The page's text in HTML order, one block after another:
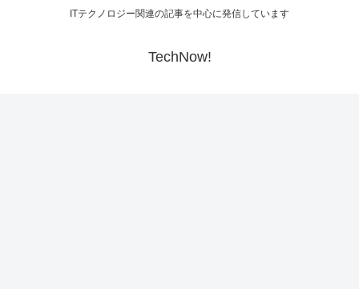
ITテクノロジー関連の記事を中心に発信しています
TechNow!